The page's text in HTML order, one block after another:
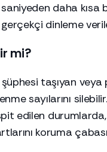
saniyeden daha
dinleme
mi?
taşıyan veya
sayılarını
edilen
koruma